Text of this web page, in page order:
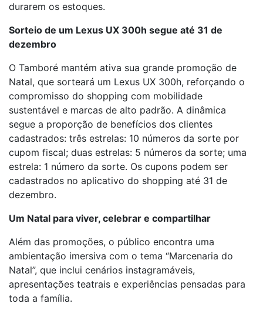
durarem os estoques.
Sorteio de um Lexus UX 300h segue até 31 de
dezembro
O Tamboré mantém ativa sua grande promoção de
Natal, que sorteará um Lexus UX 300h, reforçando o
compromisso do shopping com mobilidade
sustentável e marcas de alto padrão. A dinâmica
segue a proporção de benefícios dos clientes
cadastrados: três estrelas: 10 números da sorte por
cupom fiscal; duas estrelas: 5 números da sorte; uma
estrela: 1 número da sorte. Os cupons podem ser
cadastrados no aplicativo do shopping até 31 de
dezembro.
Um Natal para viver, celebrar e compartilhar
Além das promoções, o público encontra uma
ambientação imersiva com o tema “Marcenaria do
Natal”, que inclui cenários instagramáveis,
apresentações teatrais e experiências pensadas para
toda a família.